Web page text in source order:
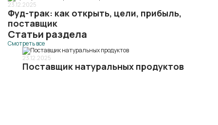
23.12.2025
Фуд-трак: как открыть, цели, прибыль,
поставщик
Статьи раздела
Смотреть все
23.12.2025
Поставщик натуральных продуктов